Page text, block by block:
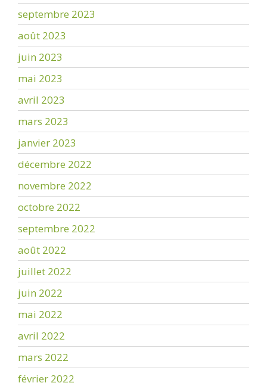
septembre 2023
août 2023
juin 2023
mai 2023
avril 2023
mars 2023
janvier 2023
décembre 2022
novembre 2022
octobre 2022
septembre 2022
août 2022
juillet 2022
juin 2022
mai 2022
avril 2022
mars 2022
février 2022